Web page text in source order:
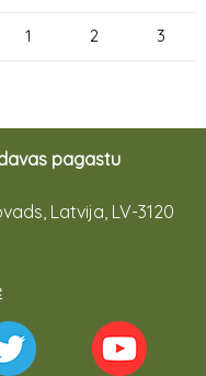
1 2 3
pagastu
Latvija, LV-3120